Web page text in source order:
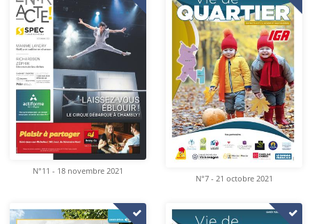
N°11 - 18 novembre 2021
N°7 - 21 octobre 2021